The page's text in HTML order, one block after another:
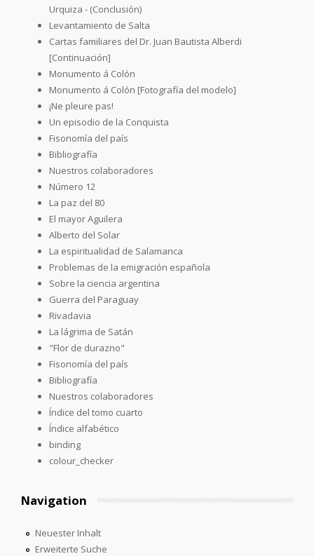
Urquiza - (Conclusión)
Levantamiento de Salta
Cartas familiares del Dr. Juan Bautista Alberdi
[Continuación]
Monumento á Colón
Monumento á Colón [Fotografía del modelo]
¡Ne pleure pas!
Un episodio de la Conquista
Fisonomía del país
Bibliografía
Nuestros colaboradores
Número 12
La paz del 80
El mayor Aguilera
Alberto del Solar
La espiritualidad de Salamanca
Problemas de la emigración española
Sobre la ciencia argentina
Guerra del Paraguay
Rivadavia
La lágrima de Satán
"Flor de durazno"
Fisonomía del país
Bibliografía
Nuestros colaboradores
Índice del tomo cuarto
Índice alfabético
binding
colour_checker
Navigation
Neuester Inhalt
Erweiterte Suche